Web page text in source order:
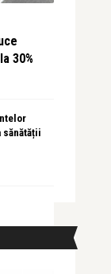
30%
sănătății